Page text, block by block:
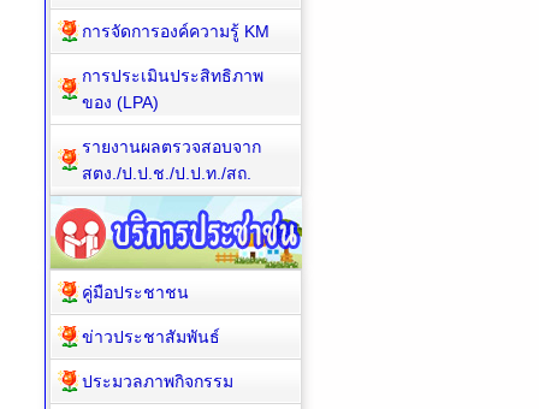
การจัดการองค์ความรู้ KM
การประเมินประสิทธิภาพ
ของ (LPA)
รายงานผลตรวจสอบจาก
สตง./ป.ป.ช./ป.ป.ท./สถ.
คู่มือประชาชน
ข่าวประชาสัมพันธ์
ประมวลภาพกิจกรรม